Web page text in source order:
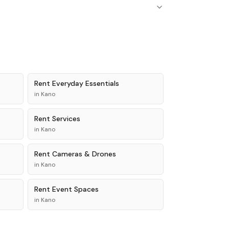
Rent Everyday Essentials
in Kano
Rent Services
in Kano
Rent Cameras & Drones
in Kano
Rent Event Spaces
in Kano